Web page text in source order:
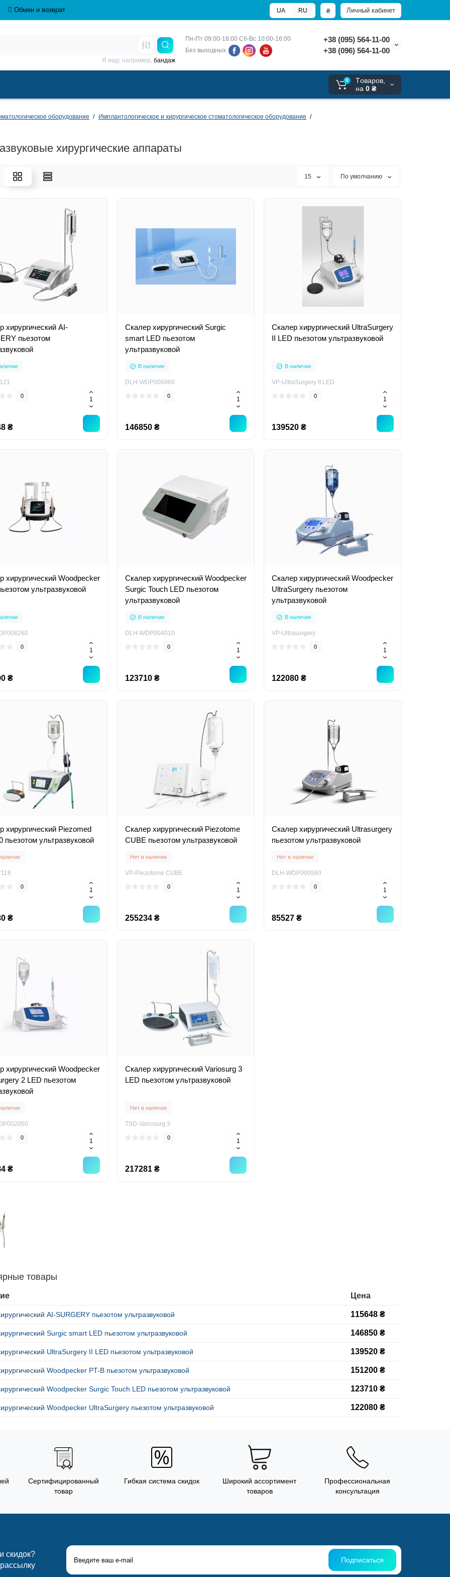
Обмен и возврат Личный кабинет
₴
UA RU
Пн-Пт 09:00-18:00 Сб-Вс 10:00-16:00
Без выходных
+38 (095) 564-11-00
+38 (096) 564-11-00
Я ищу, например, бандаж
0
Tоваров,
на 0 ₴
оборудование
Имплантологическое и хирургическое стоматологическое оборудование
хирургические аппараты
15 По умолчанию
хирургический AI-
пьезотом
0
₴
Скалер хирургический Surgic
smart LED пьезотом
ультразвуковой
В наличии
DLH-WDP006860
0
146850 ₴
Скалер хирургический UltraSurgery
II LED пьезотом ультразвуковой
В наличии
VP-UltraSurgery II LED
0
139520 ₴
хирургический Woodpecker
ультразвуковой
0
₴
Скалер хирургический Woodpecker
Surgic Touch LED пьезотом
ультразвуковой
В наличии
DLH-WDP004010
0
123710 ₴
Скалер хирургический Woodpecker
UltraSurgery пьезотом
ультразвуковой
В наличии
VP-Ultrasurgery
0
122080 ₴
хирургический Piezomed
пьезотом ультразвуковой
0
₴
Скалер хирургический Piezotome
CUBE пьезотом ультразвуковой
Нет в наличии
VP-Piezotome CUBE
0
255234 ₴
Скалер хирургический Ultrasurgery
пьезотом ультразвуковой
Нет в наличии
DLH-WDP000580
0
85527 ₴
хирургический Woodpecker
2 LED пьезотом
0
₴
Скалер хирургический Variosurg 3
LED пьезотом ультразвуковой
Нет в наличии
TSD-Variosurg 3
0
217281 ₴
товары
Цена
AI-SURGERY пьезотом ультразвуковой 115648 ₴
Surgic smart LED пьезотом ультразвуковой 146850 ₴
UltraSurgery II LED пьезотом ультразвуковой 139520 ₴
Woodpecker PT-B пьезотом ультразвуковой 151200 ₴
Woodpecker Surgic Touch LED пьезотом ультразвуковой 123710 ₴
Woodpecker UltraSurgery пьезотом ультразвуковой 122080 ₴
Сертифицированный
товар
Гибкая система скидок
Широкий ассортимент
товаров
Профессиональная
консультация
скидок?
Подписаться